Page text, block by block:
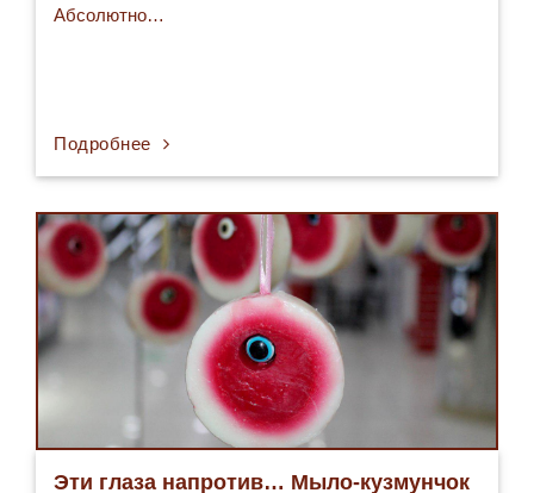
Абсолютно…
Подробнее
Эти глаза напротив… Мыло-кузмунчок